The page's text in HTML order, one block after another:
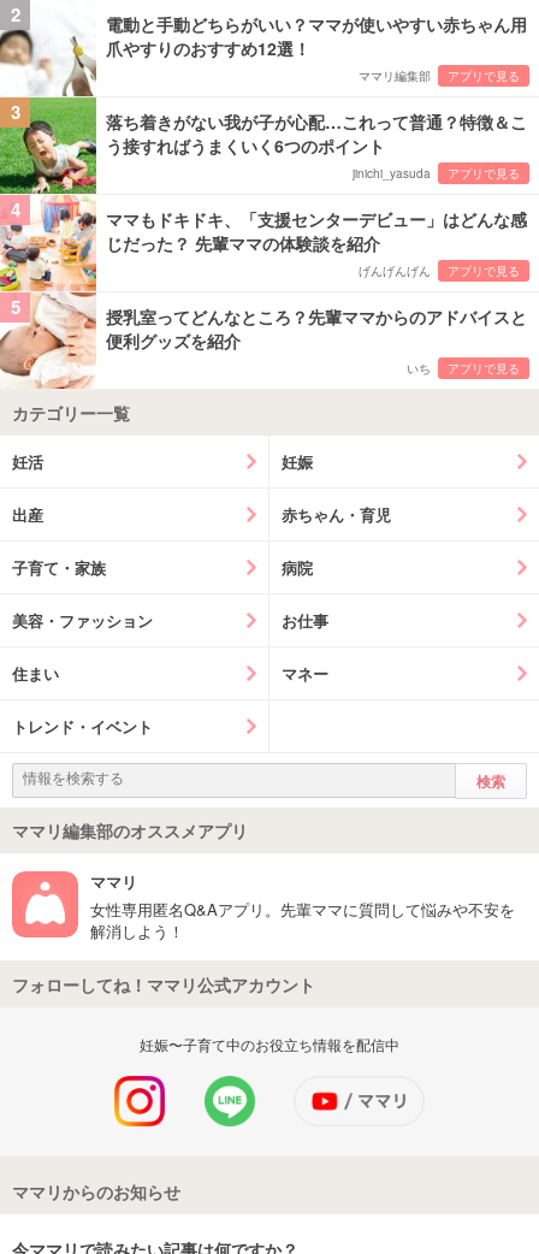
2
電動と手動どちらがいい？ママが使いやすい赤ちゃん用
爪やすりのおすすめ12選！
ママリ編集部 アプリで見る
3
落ち着きがない我が子が心配…これって普通？特徴＆こ
う接すればうまくいく6つのポイント
jinichi_yasuda アプリで見る
4
ママもドキドキ、「支援センターデビュー」はどんな感
じだった？ 先輩ママの体験談を紹介
げんげんげん アプリで見る
5
授乳室ってどんなところ？先輩ママからのアドバイスと
便利グッズを紹介
いち アプリで見る
カテゴリー一覧
妊活 妊娠
出産 赤ちゃん・育児
子育て・家族 病院
美容・ファッション お仕事
住まい マネー
トレンド・イベント
ママリ編集部のオススメアプリ
ママリ
女性専用匿名Q&Aアプリ。先輩ママに質問して悩みや不安を
解消しよう！
フォローしてね！ママリ公式アカウント
妊娠〜子育て中のお役立ち情報を配信中
ママリからのお知らせ